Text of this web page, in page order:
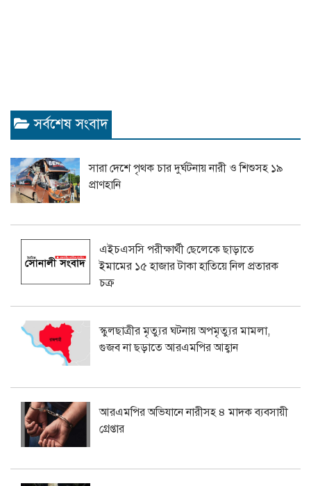
সর্বশেষ সংবাদ
সারা দেশে পৃথক চার দুর্ঘটনায় নারী ও শিশুসহ ১৯
প্রাণহানি
এইচএসসি পরীক্ষার্থী ছেলেকে ছাড়াতে
ইমামের ১৫ হাজার টাকা হাতিয়ে নিল প্রতারক
চক্র
স্কুলছাত্রীর মৃত্যুর ঘটনায় অপমৃত্যুর মামলা,
গুজব না ছড়াতে আরএমপির আহ্বান
আরএমপির অভিযানে নারীসহ ৪ মাদক ব্যবসায়ী
গ্রেপ্তার